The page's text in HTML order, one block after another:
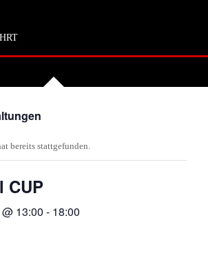
bereits stattgefunden.
CUP
13:00 - 18:00